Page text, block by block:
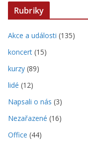
Rubriky
Akce a události (135)
koncert (15)
kurzy (89)
lidé (12)
Napsali o nás (3)
Nezařazené (16)
Office (44)